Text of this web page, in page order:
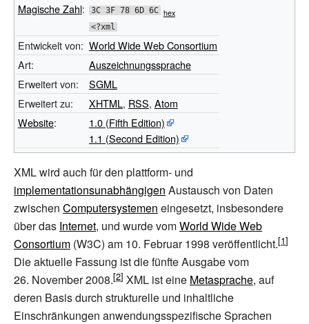
Magische Zahl: 3C 3F 78 6D 6C hex
<?xml
Entwickelt von: World Wide Web Consortium
Art:
Auszeichnungssprache
Erweitert von:
SGML
Erweitert zu:
XHTML, RSS, Atom
Website:
1.0 (Fifth Edition)
1.1 (Second Edition)
XML wird auch für den plattform- und
implementationsunabhängigen Austausch von Daten
zwischen Computersystemen eingesetzt, insbesondere
über das Internet, und wurde vomWorld Wide Web
Consortium (W3C) am 10. Februar 1998 veröffentlicht.
Die aktuelle Fassung ist die fünfte Ausgabe vom
26. November 2008. XML ist eine Metasprache, auf
deren Basis durch strukturelle und inhaltliche
Einschränkungen anwendungsspezifische Sprachen